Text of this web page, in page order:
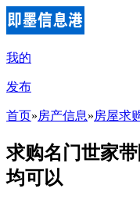
我的
发布
首页»房产信息»房屋求
求购名门世家
均可以